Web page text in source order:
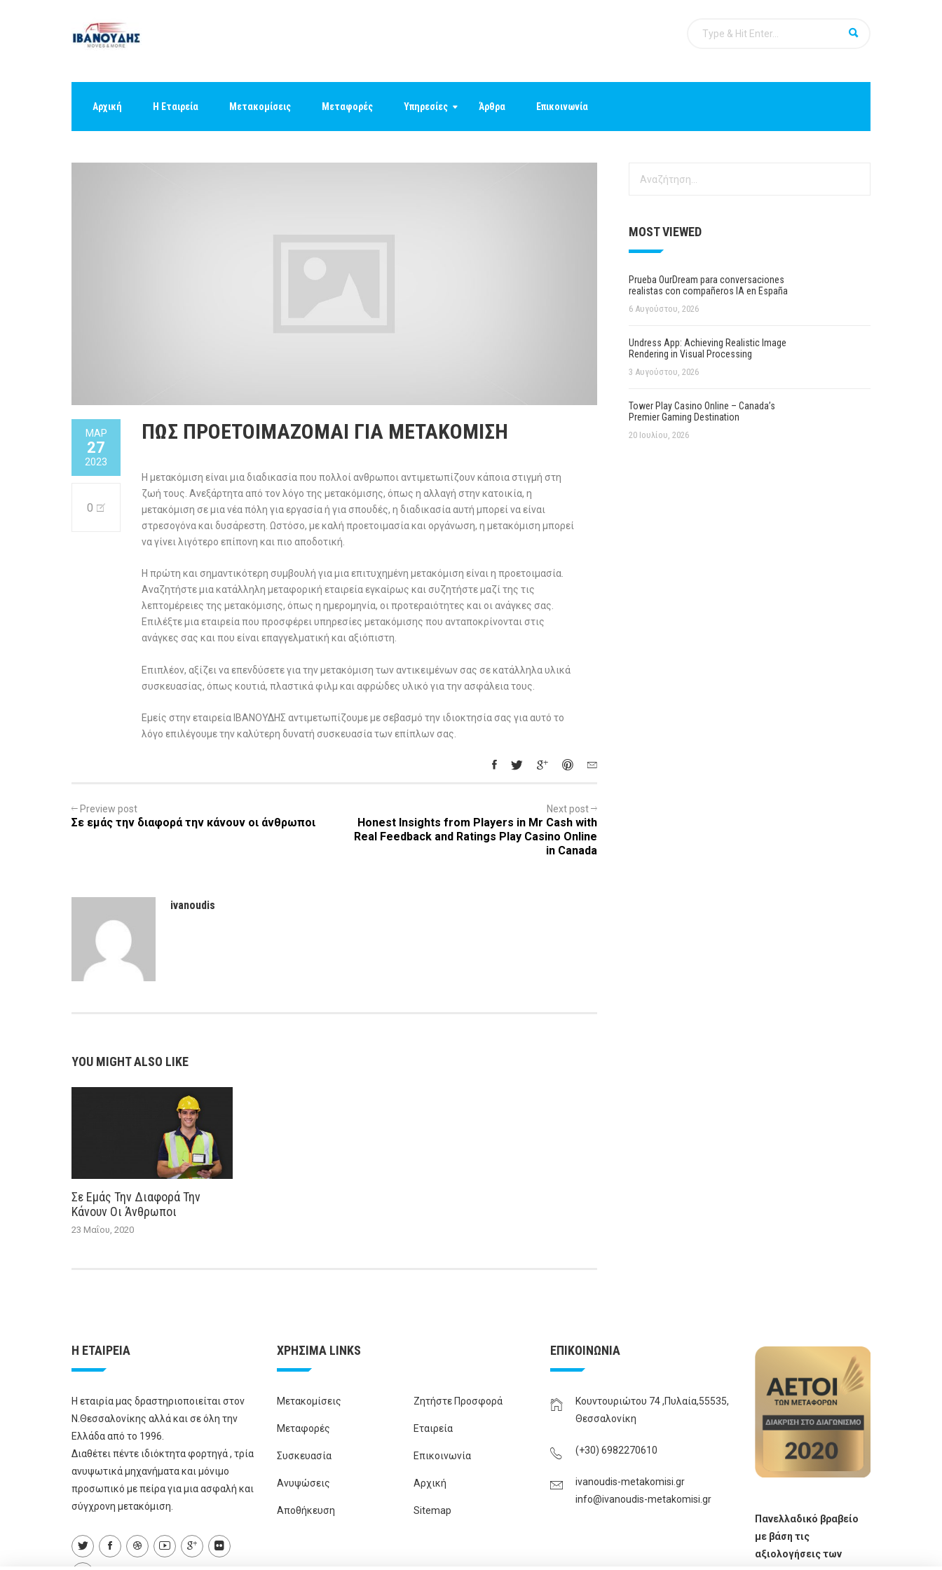
Αρχική Η Εταιρεία Μετακομίσεις Μεταφορές Υπηρεσίες Άρθρα Επικοινωνία
ΜΑΡ
27
2023
0
ΠΩΣ ΠΡΟΕΤΟΙΜΑΖΟΜΑΙ ΓΙΑ ΜΕΤΑΚΟΜΙΣΗ
Η μετακόμιση είναι μια διαδικασία που πολλοί ανθρωποι αντιμετωπίζουν κάποια στιγμή στη
ζωή τους. Ανεξάρτητα από τον λόγο της μετακόμισης, όπως η αλλαγή στην κατοικία, η
μετακόμιση σε μια νέα πόλη για εργασία ή για σπουδές, η διαδικασία αυτή μπορεί να είναι
στρεσογόνα και δυσάρεστη. Ωστόσο, με καλή προετοιμασία και οργάνωση, η μετακόμιση μπορεί
να γίνει λιγότερο επίπονη και πιο αποδοτική.
Η πρώτη και σημαντικότερη συμβουλή για μια επιτυχημένη μετακόμιση είναι η προετοιμασία.
Αναζητήστε μια κατάλληλη μεταφορική εταιρεία εγκαίρως και συζητήστε μαζί της τις
λεπτομέρειες της μετακόμισης, όπως η ημερομηνία, οι προτεραιότητες και οι ανάγκες σας.
Επιλέξτε μια εταιρεία που προσφέρει υπηρεσίες μετακόμισης που ανταποκρίνονται στις
ανάγκες σας και που είναι επαγγελματική και αξιόπιστη.
Επιπλέον, αξίζει να επενδύσετε για την μετακόμιση των αντικειμένων σας σε κατάλληλα υλικά
συσκευασίας, όπως κουτιά, πλαστικά φιλμ και αφρώδες υλικό για την ασφάλεια τους.
Εμείς στην εταιρεία ΙΒΑΝΟΥΔΗΣ αντιμετωπίζουμε με σεβασμό την ιδιοκτησία σας για αυτό το
λόγο επιλέγουμε την καλύτερη δυνατή συσκευασία των επίπλων σας.
Preview post
Σε εμάς την διαφορά την κάνουν οι άνθρωποι
Next post
Honest Insights from Players in Mr Cash with
Real Feedback and Ratings Play Casino Online
in Canada
ivanoudis
YOU MIGHT ALSO LIKE
Σε Εμάς Την Διαφορά Την
Κάνουν Οι Άνθρωποι
23 Μαΐου, 2020
για:
MOST VIEWED
Prueba OurDream para conversaciones
realistas con compañeros IA en España
6 Αυγούστου, 2026
Undress App: Achieving Realistic Image
Rendering in Visual Processing
3 Αυγούστου, 2026
Tower Play Casino Online – Canada’s
Premier Gaming Destination
20 Ιουλίου, 2026
Η ΕΤΑΙΡΕΙΑ
Η εταιρία μας δραστηριοποιείται στον
Ν.Θεσσαλονίκης αλλά και σε όλη την
Ελλάδα από το 1996.
Διαθέτει πέντε ιδιόκτητα φορτηγά , τρία
ανυψωτικά μηχανήματα και μόνιμο
προσωπικό με πείρα για μια ασφαλή και
σύγχρονη μετακόμιση.
ΧΡΗΣΙΜΑ LINKS
Μετακομίσεις
Μεταφορές
Συσκευασία
Ανυψώσεις
Αποθήκευση
Ζητήστε Προσφορά
Εταιρεία
Επικοινωνία
Αρχική
Sitemap
ΕΠΙΚΟΙΝΩΝΙΑ
Κουντουριώτου 74 ,Πυλαία,55535,
Θεσσαλονίκη
(+30) 6982270610
ivanoudis-metakomisi.gr
info@ivanoudis-metakomisi.gr
Πανελλαδικό βραβείο
με βάση τις
αξιολογήσεις των